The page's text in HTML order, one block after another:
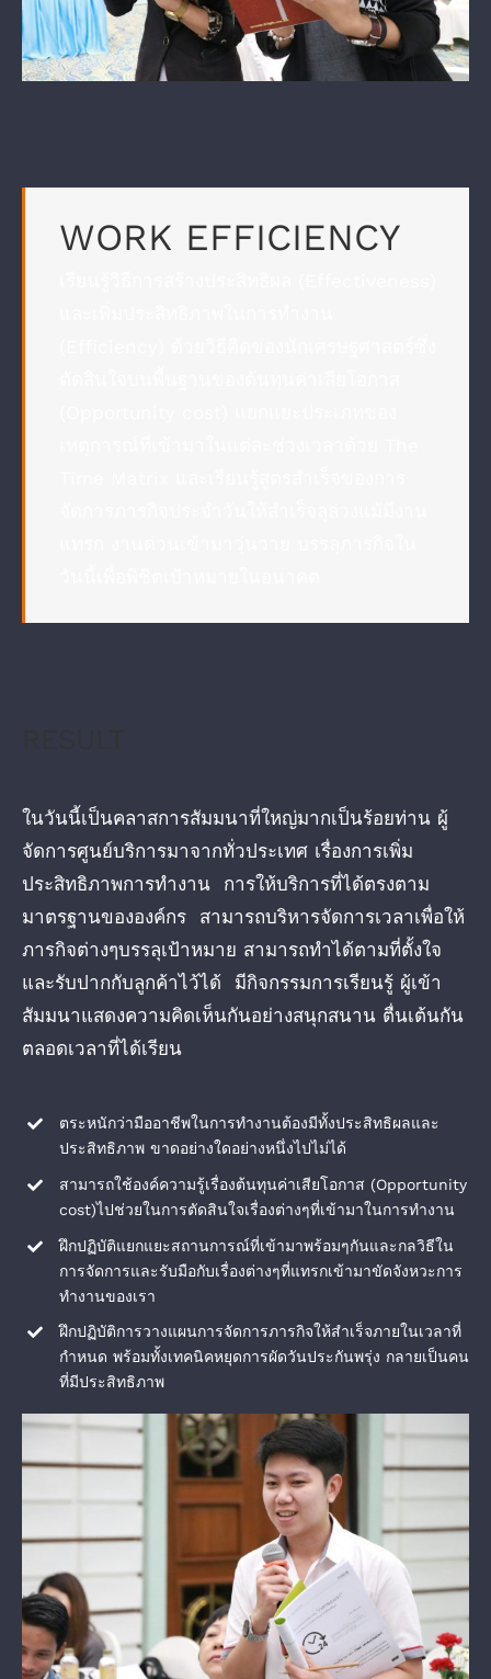
WORK EFFICIENCY
ในวันนี้เป็นคลาสการสัมมนาที่ใหญ่มากเป็นร้อยท่าน ผู้
จัดการศูนย์บริการมาจากทั่วประเทศ เรื่องการเพิ่ม
ประสิทธิภาพการทำงาน การให้บริการที่ได้ตรงตาม
มาตรฐานขององค์กร สามารถบริหารจัดการเวลาเพื่อให้
ภารกิจต่างๆบรรลุเป้าหมาย สามารถทำได้ตามที่ตั้งใจ
และรับปากกับลูกค้าไว้ได้ มีกิจกรรมการเรียนรู้ ผู้เข้า
สัมมนาแสดงความคิดเห็นกันอย่างสนุกสนาน ตื่นเต้นกัน
ตลอดเวลาที่ได้เรียน
ตระหนักว่ามืออาชีพในการทำงานต้องมีทั้งประสิทธิผลและ
ประสิทธิภาพ ขาดอย่างใดอย่างหนึ่งไปไม่ได้
สามารถใช้องค์ความรู้เรื่องต้นทุนค่าเสียโอกาส (Opportunity
cost)ไปช่วยในการตัดสินใจเรื่องต่างๆที่เข้ามาในการทำงาน
ฝึกปฏิบัติแยกแยะสถานการณ์ที่เข้ามาพร้อมๆกันและกลวิธีใน
การจัดการและรับมือกับเรื่องต่างๆที่แทรกเข้ามาขัดจังหวะการ
ทำงานของเรา
ฝึกปฏิบัติการวางแผนการจัดการภารกิจให้สำเร็จภายในเวลาที่
กำหนด พร้อมทั้งเทคนิคหยุดการผัดวันประกันพรุ่ง กลายเป็นคน
ที่มีประสิทธิภาพ